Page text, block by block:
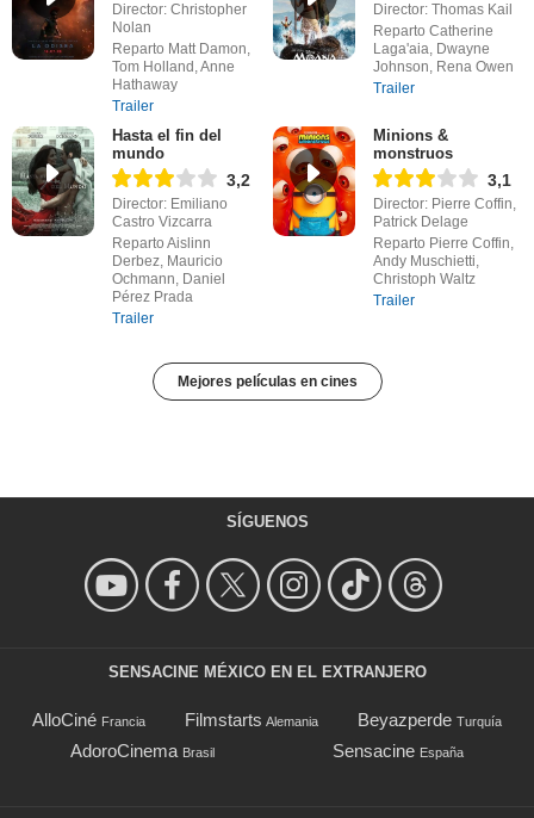
Director: Christopher
Nolan
Reparto Matt Damon,
Tom Holland, Anne
Hathaway
Trailer
Director: Thomas Kail
Reparto Catherine
Laga'aia, Dwayne
Johnson, Rena Owen
Trailer
Hasta el fin del
mundo
3,2
Director: Emiliano
Castro Vizcarra
Reparto Aislinn
Derbez, Mauricio
Ochmann, Daniel
Pérez Prada
Trailer
Minions &
monstruos
3,1
Director: Pierre Coffin,
Patrick Delage
Reparto Pierre Coffin,
Andy Muschietti,
Christoph Waltz
Trailer
Mejores películas en cines
SÍGUENOS
SENSACINE MÉXICO EN EL EXTRANJERO
AlloCiné Francia Filmstarts Alemania Beyazperde Turquía
AdoroCinema Brasil Sensacine España